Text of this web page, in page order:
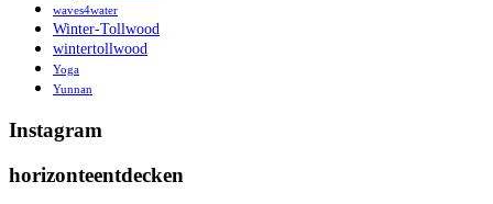
waves4water
Winter-Tollwood
wintertollwood
Yoga
Yunnan
Instagram
horizonteentdecken